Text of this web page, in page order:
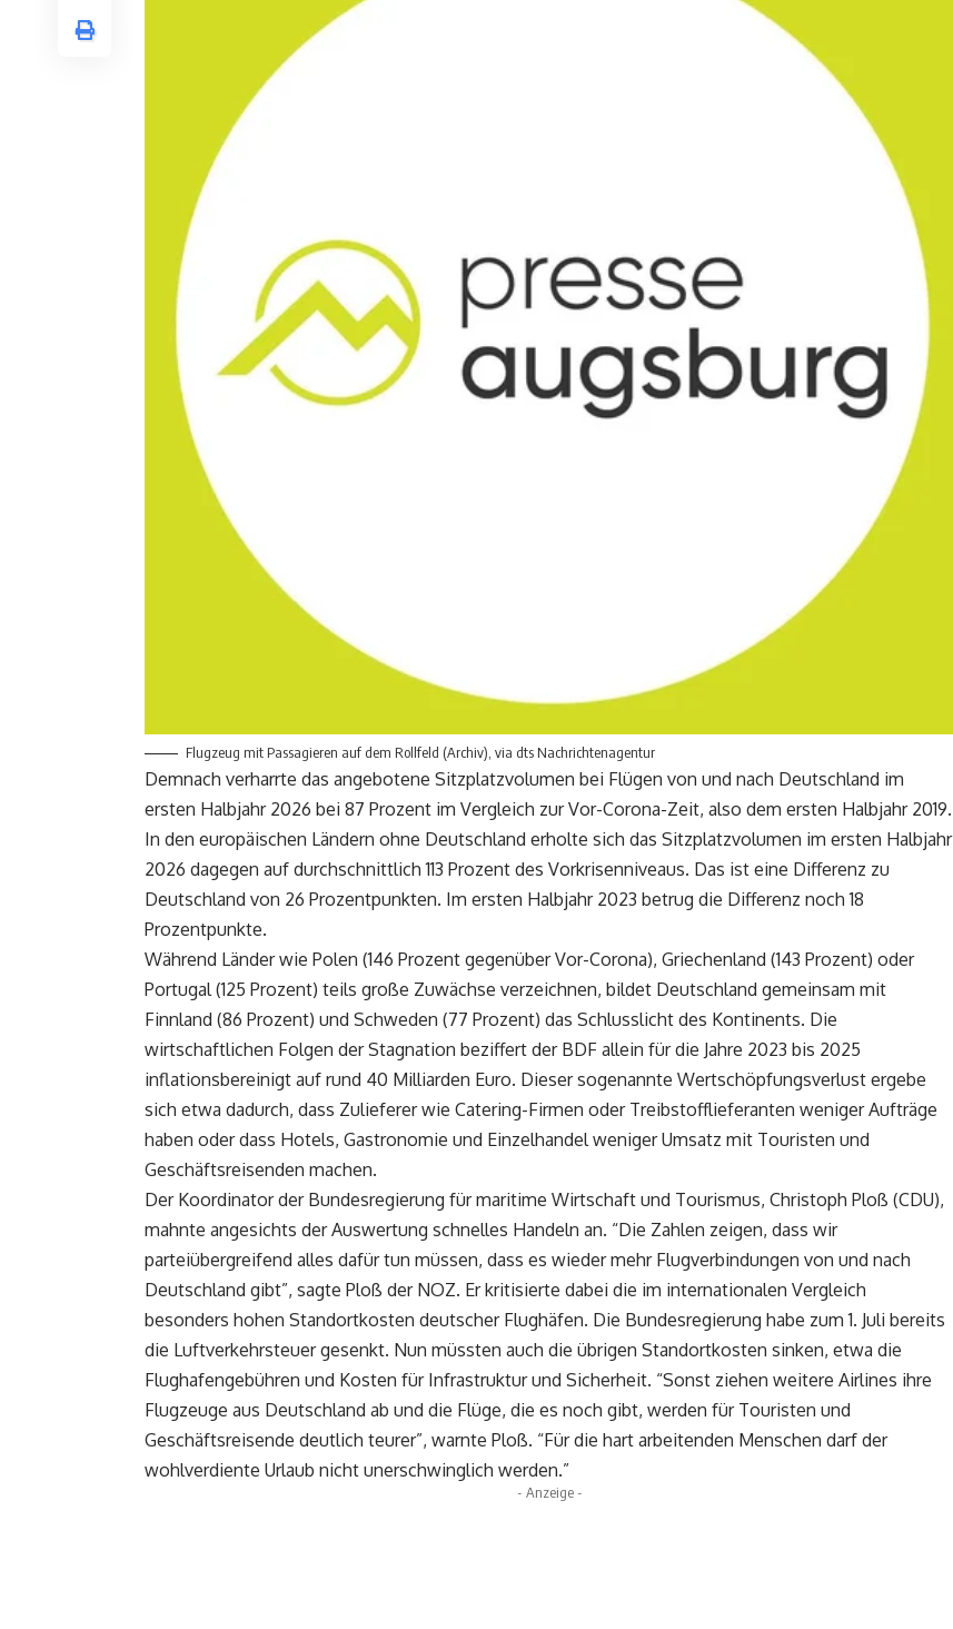
Flugzeug mit Passagieren auf dem Rollfeld (Archiv), via dts Nachrichtenagentur
Demnach verharrte das angebotene Sitzplatzvolumen bei Flügen von und nach Deutschland im
ersten Halbjahr 2026 bei 87 Prozent im Vergleich zur Vor-Corona-Zeit, also dem ersten Halbjahr 2019.
In den europäischen Ländern ohne Deutschland erholte sich das Sitzplatzvolumen im ersten Halbjahr
2026 dagegen auf durchschnittlich 113 Prozent des Vorkrisenniveaus. Das ist eine Differenz zu
Deutschland von 26 Prozentpunkten. Im ersten Halbjahr 2023 betrug die Differenz noch 18
Prozentpunkte.
Während Länder wie Polen (146 Prozent gegenüber Vor-Corona), Griechenland (143 Prozent) oder
Portugal (125 Prozent) teils große Zuwächse verzeichnen, bildet Deutschland gemeinsam mit
Finnland (86 Prozent) und Schweden (77 Prozent) das Schlusslicht des Kontinents. Die
wirtschaftlichen Folgen der Stagnation beziffert der BDF allein für die Jahre 2023 bis 2025
inflationsbereinigt auf rund 40 Milliarden Euro. Dieser sogenannte Wertschöpfungsverlust ergebe
sich etwa dadurch, dass Zulieferer wie Catering-Firmen oder Treibstofflieferanten weniger Aufträge
haben oder dass Hotels, Gastronomie und Einzelhandel weniger Umsatz mit Touristen und
Geschäftsreisenden machen.
Der Koordinator der Bundesregierung für maritime Wirtschaft und Tourismus, Christoph Ploß (CDU),
mahnte angesichts der Auswertung schnelles Handeln an. “Die Zahlen zeigen, dass wir
parteiübergreifend alles dafür tun müssen, dass es wieder mehr Flugverbindungen von und nach
Deutschland gibt”, sagte Ploß der NOZ. Er kritisierte dabei die im internationalen Vergleich
besonders hohen Standortkosten deutscher Flughäfen. Die Bundesregierung habe zum 1. Juli bereits
die Luftverkehrsteuer gesenkt. Nun müssten auch die übrigen Standortkosten sinken, etwa die
Flughafengebühren und Kosten für Infrastruktur und Sicherheit. “Sonst ziehen weitere Airlines ihre
Flugzeuge aus Deutschland ab und die Flüge, die es noch gibt, werden für Touristen und
Geschäftsreisende deutlich teurer”, warnte Ploß. “Für die hart arbeitenden Menschen darf der
wohlverdiente Urlaub nicht unerschwinglich werden.”
- Anzeige -